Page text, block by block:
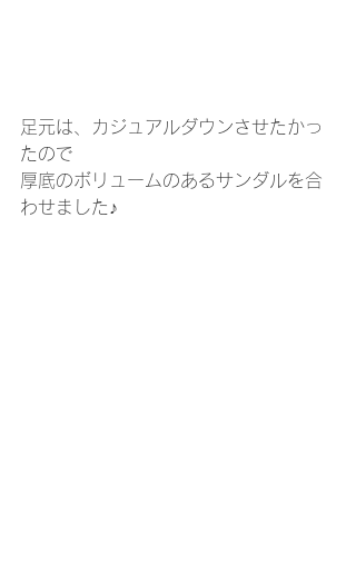
足元は、カジュアルダウンさせたかっ
たので
厚底のボリュームのあるサンダルを合
わせました♪